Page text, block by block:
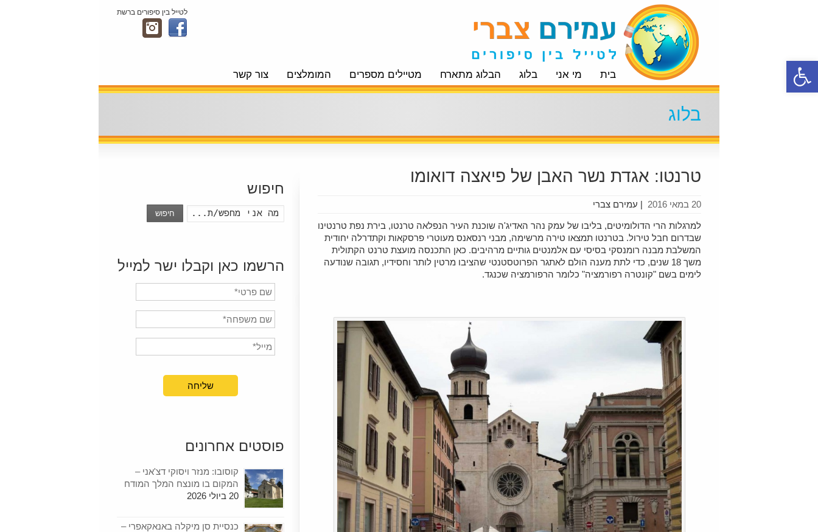
פתח סרגל נגישות
לטייל בין סיפורים ברשת
בית מי אני בלוג הבלוג מתארח מטיילים מספרים המומלצים צור קשר
בלוג
טרנטו: אגדת נשר האבן של פיאצה דואומו
עמירם צברי | 20 במאי 2016
למרגלות הרי הדולומיטים, בליבו של עמק נהר האדיג'ה שוכנת העיר הנפלאה טרנטו, בירת נפת טרנטינו
שבדרום חבל טירול. בטרנטו תמצאו טירה מרשימה, מבני רנסאנס מעוטרי פרסקאות וקתדרלה יחודית
המשלבת מבנה רומנסקי בסיסי עם אלמנטים גותיים מרהיבים. כאן התכנסה מועצת טרנט הקתולית
משך 18 שנים, כדי לתת מענה הולם לאתגר הפרוטסטנטי שהציבו מרטין לותר וחסידיו, תגובה שנודעה
לימים בשם "קונטרה רפורמציה" כלומר הרפורמציה שכנגד.
חיפוש
חיפוש
הרשמו כאן וקבלו ישר למייל
פוסטים אחרונים
קוסובו: מנזר ויסוקי דצ'אני –
המקום בו מונצח המלך המודח
20 ביולי 2026
כנסיית סן מיקלה באנאקאפרי –